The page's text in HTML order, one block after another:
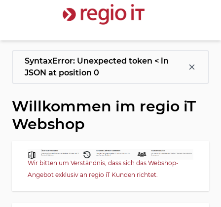
SyntaxError: Unexpected token < in
JSON at position 0
Willkommen im regio iT
Webshop
Wir bitten um Verständnis, dass sich das Webshop-
Angebot exklusiv an regio iT Kunden richtet.